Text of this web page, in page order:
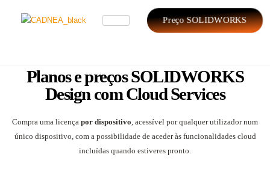
Preço SOLIDWORKS
Planos e preços SOLIDWORKS
Design com Cloud Services
Compra uma licença por dispositivo, acessível por qualquer utilizador num
único dispositivo, com a possibilidade de aceder às funcionalidades cloud
incluídas quando estiveres pronto.